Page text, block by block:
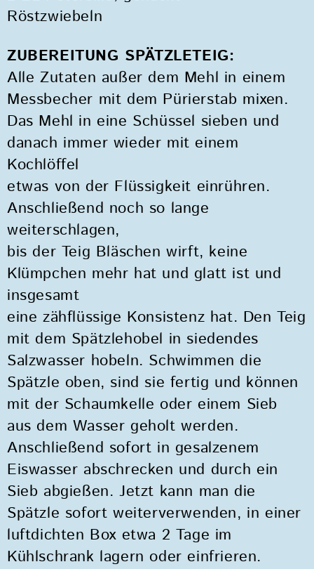
Röstzwiebeln
ZUBEREITUNG SPÄTZLETEIG:
Alle Zutaten außer dem Mehl in einem
Messbecher mit dem Pürierstab mixen.
Das Mehl in eine Schüssel sieben und
danach immer wieder mit einem
Kochlöffel
etwas von der Flüssigkeit einrühren.
Anschließend noch so lange
weiterschlagen,
bis der Teig Bläschen wirft, keine
Klümpchen mehr hat und glatt ist und
insgesamt
eine zähflüssige Konsistenz hat. Den Teig
mit dem Spätzlehobel in siedendes
Salzwasser hobeln. Schwimmen die
Spätzle oben, sind sie fertig und können
mit der Schaumkelle oder einem Sieb
aus dem Wasser geholt werden.
Anschließend sofort in gesalzenem
Eiswasser abschrecken und durch ein
Sieb abgießen. Jetzt kann man die
Spätzle sofort weiterverwenden, in einer
luftdichten Box etwa 2 Tage im
Kühlschrank lagern oder einfrieren.